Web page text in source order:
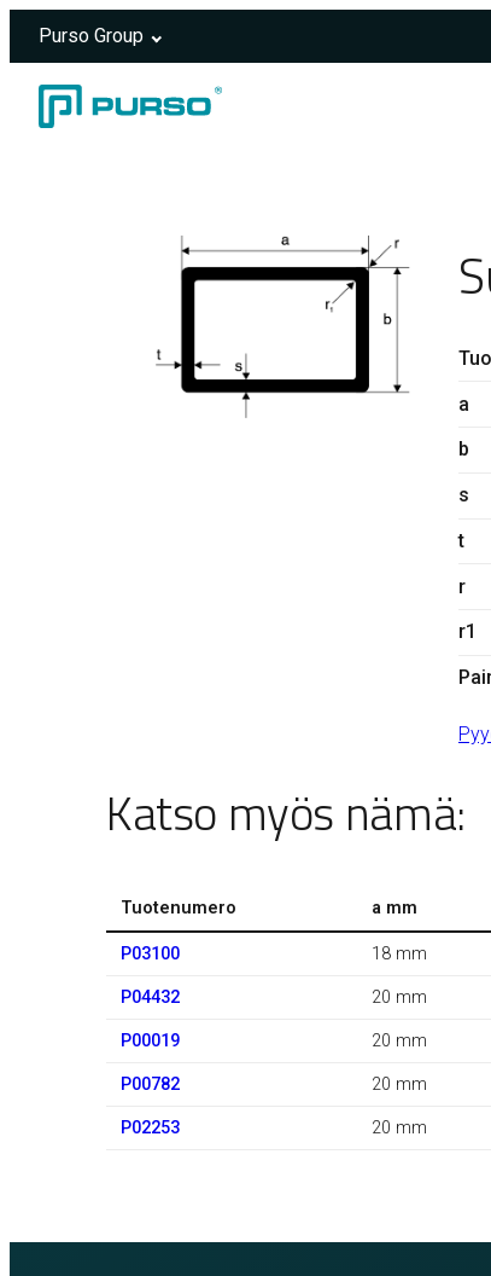
Purso Group
a
b
s
t
r
r1
Katso myös nämä:
Tuotenumero a mm
P03100 18 mm
P04432 20 mm
P00019 20 mm
P00782 20 mm
P02253 20 mm